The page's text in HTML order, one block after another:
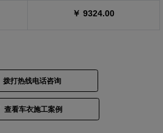
￥ 9324.00
拨打热线电话咨询
查看车衣施工案例